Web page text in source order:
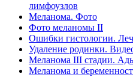
лимфоузлов
Меланома. Фото
Фото меланомы II
Ошибки гистологии.
Удаление родинки.
Меланома III стадии.
Меланома и